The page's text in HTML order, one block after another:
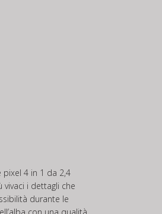
4 in 1 da 2,4
i dettagli che
durante le
con una qualità